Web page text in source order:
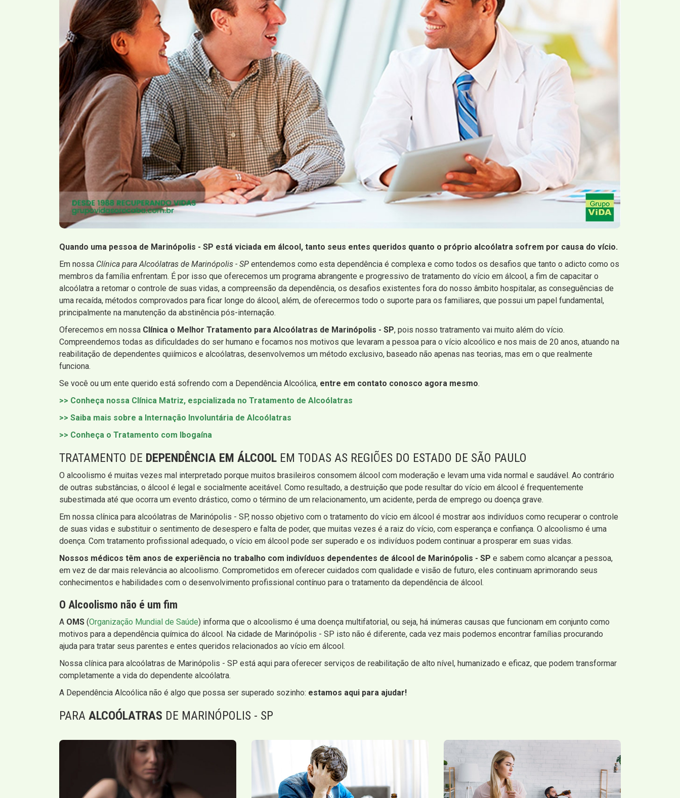
Quando uma pessoa de Marinópolis - SP está viciada em álcool, tanto seus entes queridos quanto o próprio alcoólatra sofrem por causa do vício.
Em nossa Clínica para Alcoólatras de Marinópolis - SP entendemos como esta dependência é complexa e como todos os desafios que tanto o adicto como os
membros da família enfrentam. É por isso que oferecemos um programa abrangente e progressivo de tratamento do vício em álcool, a fim de capacitar o
alcoólatra a retomar o controle de suas vidas, a compreensão da dependência, os desafios existentes fora do nosso âmbito hospitalar, as conseguências de
uma recaída, métodos comprovados para ficar longe do álcool, além, de oferecermos todo o suporte para os familiares, que possui um papel fundamental,
principalmente na manutenção da abstinência pós-internação.
Oferecemos em nossa Clínica o Melhor Tratamento para Alcoólatras de Marinópolis - SP, pois nosso tratramento vai muito além do vício.
Compreendemos todas as dificuldades do ser humano e focamos nos motivos que levaram a pessoa para o vício alcoólico e nos mais de 20 anos, atuando na
reabilitação de dependentes quiímicos e alcoólatras, desenvolvemos um método exclusivo, baseado não apenas nas teorias, mas em o que realmente
funciona.
Se você ou um ente querido está sofrendo com a Dependência Alcoólica, entre em contato conosco agora mesmo.
>> Conheça nossa Clínica Matriz, espcializada no Tratamento de Alcoólatras
>> Saiba mais sobre a Internação Involuntária de Alcoólatras
>> Conheça o Tratamento com Ibogaína
TRATAMENTO DE DEPENDÊNCIA EM ÁLCOOL EM TODAS AS REGIÕES DO ESTADO DE SÃO PAULO
O alcoolismo é muitas vezes mal interpretado porque muitos brasileiros consomem álcool com moderação e levam uma vida normal e saudável. Ao contrário
de outras substâncias, o álcool é legal e socialmente aceitável. Como resultado, a destruição que pode resultar do vício em álcool é frequentemente
subestimada até que ocorra um evento drástico, como o término de um relacionamento, um acidente, perda de emprego ou doença grave.
Em nossa clínica para alcoólatras de Marinópolis - SP, nosso objetivo com o tratamento do vício em álcool é mostrar aos indivíduos como recuperar o controle
de suas vidas e substituir o sentimento de desespero e falta de poder, que muitas vezes é a raiz do vício, com esperança e confiança. O alcoolismo é uma
doença. Com tratamento profissional adequado, o vício em álcool pode ser superado e os indivíduos podem continuar a prosperar em suas vidas.
Nossos médicos têm anos de experiência no trabalho com indivíduos dependentes de álcool de Marinópolis - SP e sabem como alcançar a pessoa,
em vez de dar mais relevância ao alcoolismo. Comprometidos em oferecer cuidados com qualidade e visão de futuro, eles continuam aprimorando seus
conhecimentos e habilidades com o desenvolvimento profissional contínuo para o tratamento da dependência de álcool.
O Alcoolismo não é um fim
A OMS (Organização Mundial de Saúde) informa que o alcoolismo é uma doença multifatorial, ou seja, há inúmeras causas que funcionam em conjunto como
motivos para a dependência química do álcool. Na cidade de Marinópolis - SP isto não é diferente, cada vez mais podemos encontrar famílias procurando
ajuda para tratar seus parentes e entes queridos relacionados ao vício em álcool.
Nossa clínica para alcoólatras de Marinópolis - SP está aqui para oferecer serviços de reabilitação de alto nível, humanizado e eficaz, que podem transformar
completamente a vida do dependente alcoólatra.
A Dependência Alcoólica não é algo que possa ser superado sozinho: estamos aqui para ajudar!
PARA ALCOÓLATRAS DE MARINÓPOLIS - SP